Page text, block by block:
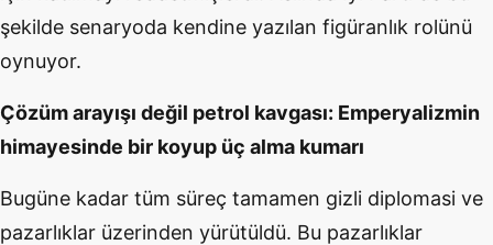
şekilde senaryoda kendine yazılan figüranlık rolünü
oynuyor.
Çözüm arayışı değil petrol kavgası: Emperyalizmin
himayesinde bir koyup üç alma kumarı
Bugüne kadar tüm süreç tamamen gizli diplomasi ve
pazarlıklar üzerinden yürütüldü. Bu pazarlıklar